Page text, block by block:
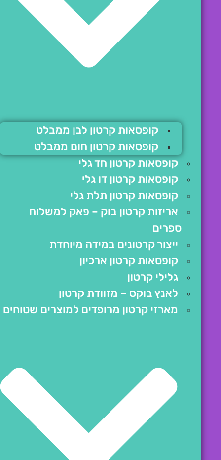
קופסאות קרטון לבן ממבלט
קופסאות קרטון חום ממבלט
קופסאות קרטון חד גלי
קופסאות קרטון דו גלי
קופסאות קרטון תלת גלי
אריזות קרטון בוק – פאק למשלוח
ספרים
ייצור קרטונים במידה מיוחדת
קופסאות קרטון ארכיון
גלילי קרטון
לאנץ בוקס – מזוודת קרטון
מארזי קרטון מרופדים למוצרים שטוחים